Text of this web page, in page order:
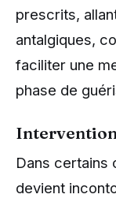
prescrits,
antalgiques,
faciliter une
phase de
Dans certains
devient